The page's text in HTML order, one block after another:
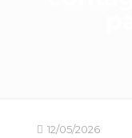
12/05/2026